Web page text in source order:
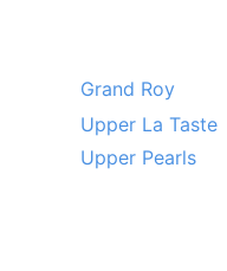
Grand Roy
Upper La Taste
Upper Pearls